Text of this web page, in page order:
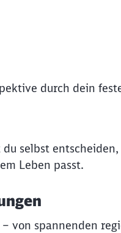
durch dein
du selbst
Leben passt.
von spannenden